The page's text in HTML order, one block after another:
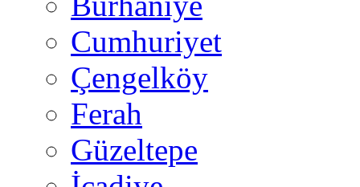
Cumhuriyet
Çengelköy
Ferah
Güzeltepe